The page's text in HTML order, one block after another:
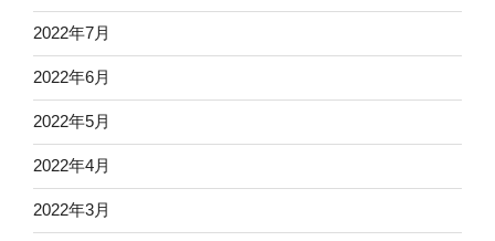
2022年7月
2022年6月
2022年5月
2022年4月
2022年3月